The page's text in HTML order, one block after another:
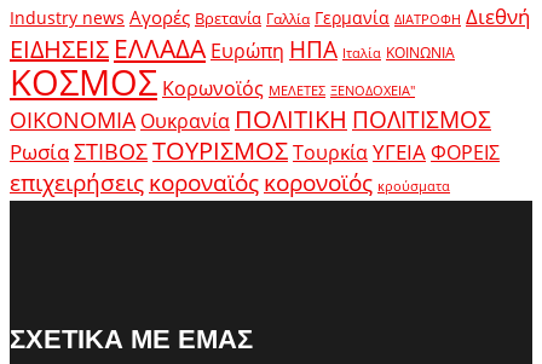
Industry news Αγορές Βρετανία Γαλλία Γερμανία ΔΙΑΤΡΟΦΗ Διεθνή
ΕΙΔΗΣΕΙΣ ΕΛΛΑΔΑ Ευρώπη ΗΠΑ Ιταλία ΚΟΙΝΩΝΙΑ
ΚΟΣΜΟΣ Κορωνοϊός ΜΕΛΕΤΕΣ ΞΕΝΟΔΟΧΕΙΑ"
ΟΙΚΟΝΟΜΙΑ Ουκρανία ΠΟΛΙΤΙΚΗ ΠΟΛΙΤΙΣΜΟΣ
ΡωσίαΣΤΙΒΟΣΤΟΥΡΙΣΜΟΣΤουρκίαΥΓΕΙΑΦΟΡΕΙΣ
επιχειρήσειςκοροναϊόςκορονοϊός κρούσματα
ΣΧΕΤΙΚΑ ΜΕ ΕΜΑΣ